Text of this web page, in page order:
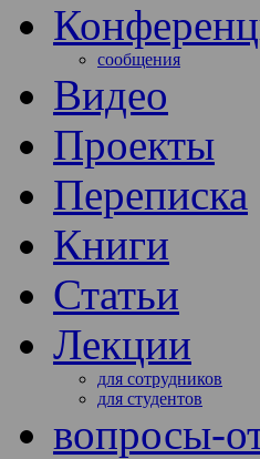
сообщения
Видео
Проекты
Переписка
Книги
Статьи
Лекции
для сотрудников
для студентов
вопросы-